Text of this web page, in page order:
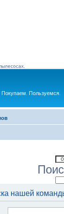
Пользуемся.
нашей